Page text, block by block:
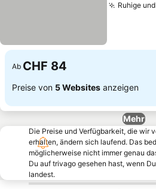
Ruhige
Ab CHF 84
Preise von 5 Websites anzeigen
Mehr
Die Preise und Verfügbarkeit, die wir
erhalten, ändern sich laufend. Das
möglicherweise nicht immer genau
Du auf trivago gesehen hast, wenn
landest.